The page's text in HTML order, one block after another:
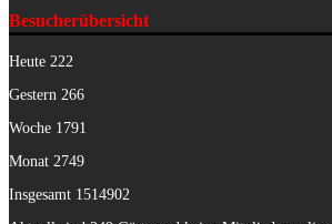
Besucherübersicht
Heute 222
Gestern 266
Woche 1791
Monat 2749
Insgesamt 1514902